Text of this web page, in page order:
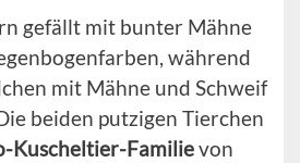
gefällt mit bunter Mähne
während
mit Mähne und Schweif
beiden putzigen Tierchen
Kuscheltier-Familievon